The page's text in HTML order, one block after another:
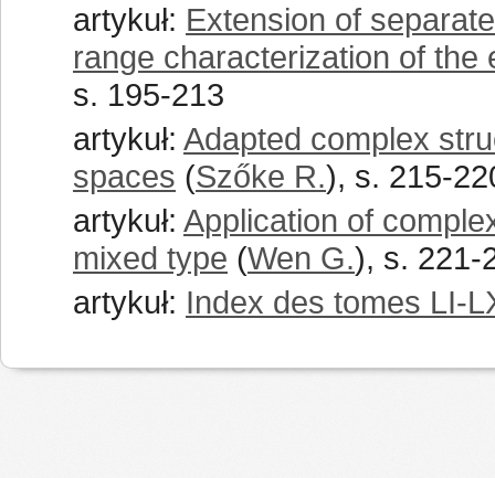
artykuł: Extension of
range characterization of
s. 195-213
artykuł: Adapted complex
spaces (Szőke R.), s. 215-
artykuł: Application of
mixed type (Wen G.), s. 221-
artykuł: Index des tomes LI-